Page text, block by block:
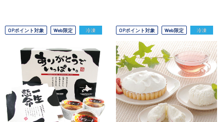
OPポイント対象 Web限定 冷凍 OPポイント対象 Web限定 冷凍